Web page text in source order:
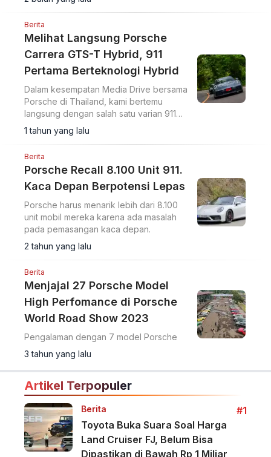
Plaza Senayan.
Berita
Melihat Langsung Porsche
Carrera GTS-T Hybrid, 911
Pertama Berteknologi Hybrid
Dalam kesempatan Media Drive bersama
Porsche di Thailand, kami bertemu
langsung dengan salah satu varian 911
yang cukup fenomenal.
1 tahun yang lalu
Berita
Porsche Recall 8.100 Unit 911.
Kaca Depan Berpotensi Lepas
Porsche harus menarik lebih dari 8.100
unit mobil mereka karena ada masalah
pada pemasangan kaca depan.
2 tahun yang lalu
Berita
Menjajal 27 Porsche Model
High Perfomance di Porsche
World Road Show 2023
Pengalaman dengan 7 model Porsche
3 tahun yang lalu
Artikel Terpopuler
Berita
#1
Toyota Buka Suara Soal Harga
Land Cruiser FJ, Belum Bisa
Dipastikan di Bawah Rp 1 Miliar